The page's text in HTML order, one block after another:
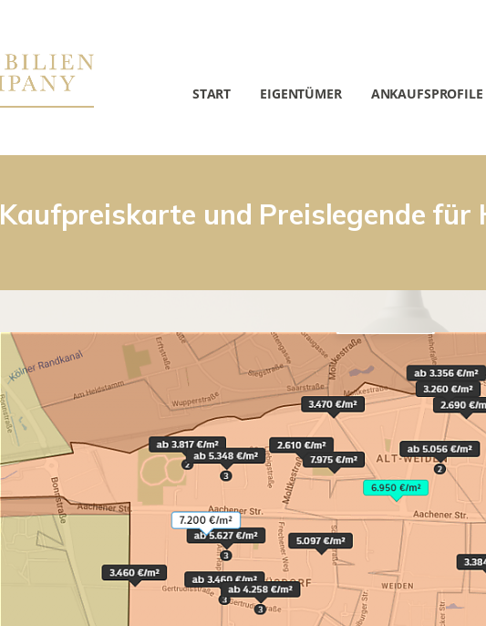
START EIGENTÜMER ANKAUFSPROFILE
Kaufpreiskarte und Preislegende für